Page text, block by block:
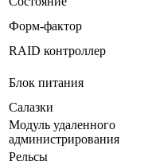
Форм-фактор
RAID контроллер
Блок питания
Салазки
Модуль удаленного
администрирования
Рельсы